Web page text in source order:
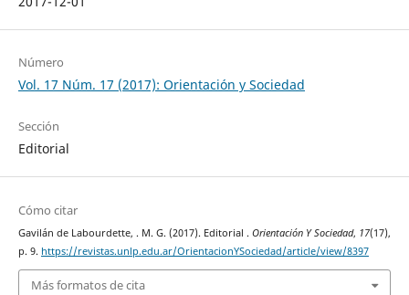
Número
Vol. 17 Núm. 17 (2017): Orientación y Sociedad
Sección
Editorial
Cómo citar
Gavilán de Labourdette, . M. G. (2017). Editorial . Orientación Y Sociedad, 17(17),
p. 9. https://revistas.unlp.edu.ar/OrientacionYSociedad/article/view/8397
Más formatos de cita